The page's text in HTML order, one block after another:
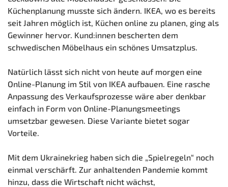
Küchenplanung musste sich ändern. IKEA, wo es bereits
seit Jahren möglich ist, Küchen online zu planen, ging als
Gewinner hervor. Kund:innen bescherten dem
schwedischen Möbelhaus ein schönes Umsatzplus.
Natürlich lässt sich nicht von heute auf morgen eine
Online-Planung im Stil von IKEA aufbauen. Eine rasche
Anpassung des Verkaufsprozesse wäre aber denkbar
einfach in Form von Online-Planungsmeetings
umsetzbar gewesen. Diese Variante bietet sogar
Vorteile.
Mit dem Ukrainekrieg haben sich die „Spielregeln“ noch
einmal verschärft. Zur anhaltenden Pandemie kommt
hinzu, dass die Wirtschaft nicht wächst,